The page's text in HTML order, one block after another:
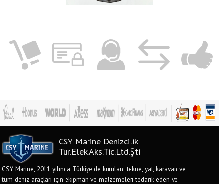
CSY Marine Denizcilik
Tur.Elek.Aks.Tic.Ltd.Şti
CSY Marine, 2011 yılında Türkiye'de kurulan; tekne, yat, karavan ve
tüm deniz araçları için ekipman ve malzemeleri tedarik eden ve